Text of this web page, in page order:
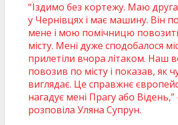
“Їздимо без кортежу. Маю
у Чернівцях і має машину. Він
мене і мою помічницю
місту. Мені дуже сподобалося
прилетіли вчора літаком. Наш
повозив по місту і показав, як
виглядає. Це справжнє
нагадує мені Прагу або
розповіла Уляна Супрун.